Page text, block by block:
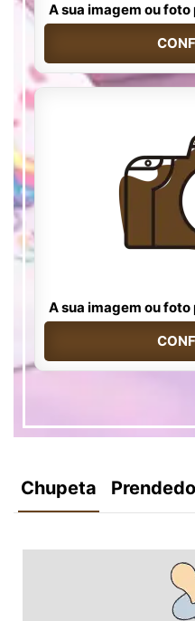
A sua imagem ou
A sua imagem ou
Chupeta